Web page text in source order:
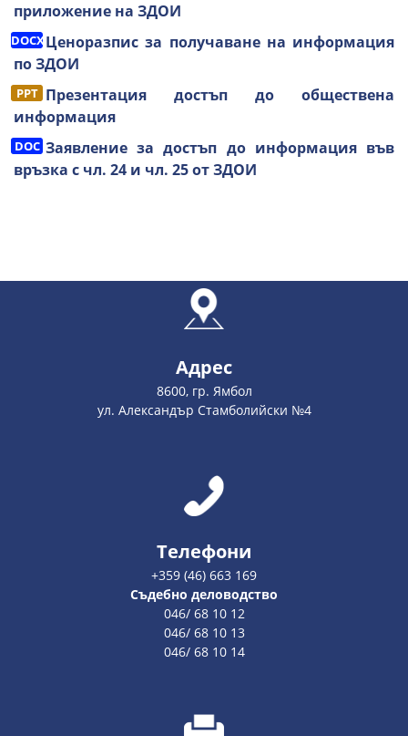
приложение на ЗДОИ
Ценоразпис за получаване на информация
по ЗДОИ
Презентация достъп до обществена
информация
Заявление за достъп до информация във
връзка с чл. 24 и чл. 25 от ЗДОИ
Адрес
8600, гр. Ямбол
ул. Александър Стамболийски №4
Телефони
+359 (46) 663 169
Съдебно деловодство
046/ 68 10 12
046/ 68 10 13
046/ 68 10 14